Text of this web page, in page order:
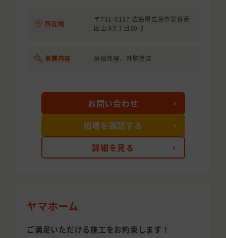
所在地
〒731-0137 広島県広島市安佐南
区山本5丁目30-3
事業内容 屋根修理、外壁塗装
詳細を見る
お問い合わせ
相場を確認する
ヤマホーム
ご満足いただける施工をお約束します！